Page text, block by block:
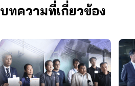
บทความที่เกี่ยวข้อง